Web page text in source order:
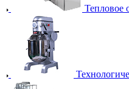
Тепловое